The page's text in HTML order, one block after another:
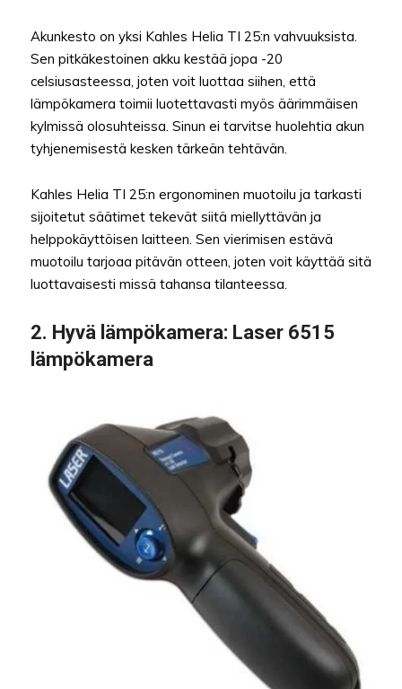
Akunkesto on yksi Kahles Helia TI 25:n vahvuuksista.
Sen pitkäkestoinen akku kestää jopa -20
celsiusasteessa, joten voit luottaa siihen, että
lämpökamera toimii luotettavasti myös äärimmäisen
kylmissä olosuhteissa. Sinun ei tarvitse huolehtia akun
tyhjenemisestä kesken tärkeän tehtävän.
Kahles Helia TI 25:n ergonominen muotoilu ja tarkasti
sijoitetut säätimet tekevät siitä miellyttävän ja
helppokäyttöisen laitteen. Sen vierimisen estävä
muotoilu tarjoaa pitävän otteen, joten voit käyttää sitä
luottavaisesti missä tahansa tilanteessa.
2. Hyvä lämpökamera: Laser 6515
lämpökamera